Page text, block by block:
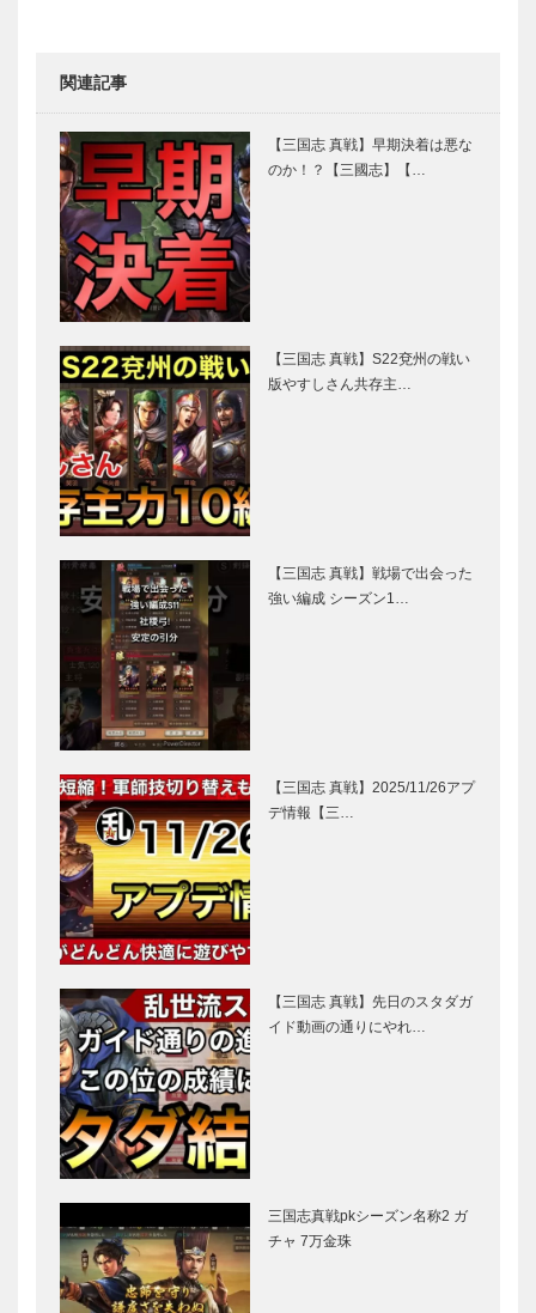
関連記事
【三国志 真戦】早期決着は悪な
のか！？【三國志】【…
【三国志 真戦】S22兗州の戦い
版やすしさん共存主…
【三国志 真戦】戦場で出会った
強い編成 シーズン1…
【三国志 真戦】2025/11/26アプ
デ情報【三…
【三国志 真戦】先日のスタダガ
イド動画の通りにやれ…
三国志真戦pkシーズン名称2 ガ
チャ 7万金珠